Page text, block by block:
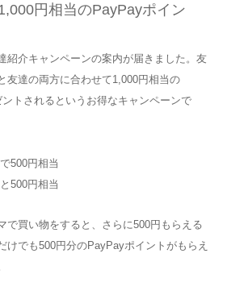
円相当のPayPayポイン
紹介キャンペーンの案内が届きました。友
友達の両方に合わせて1,000円相当の
トされるというお得なキャンペーンで
500円相当
500円相当
で買い物をすると、さらに500円もらえる
けでも500円分のPayPayポイントがもらえ